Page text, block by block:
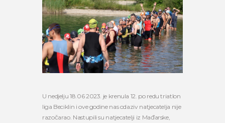
U nedjelju 18.06 2023. je krenula 12. po redu triatlon
liga Beciklin i ove godine nas odaziv natjecatelja nije
razočarao. Nastupili su natjecatelji iz Mađarske,